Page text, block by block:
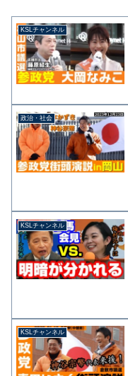
KSLチャンネル
政治・社会
KSLチャンネル
KSLチャンネル